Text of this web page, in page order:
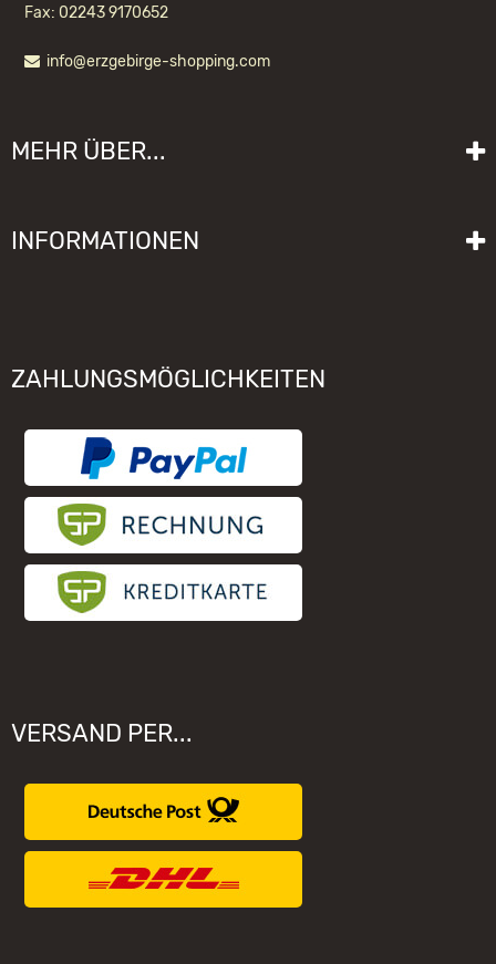
Fax: 02243 9170652
info@erzgebirge-shopping.com
MEHR ÜBER...
Lieferzeit
Widerrufsrecht
INFORMATIONEN
Schwibbogen funktioniert nicht
Unsere Hersteller
ZAHLUNGSMÖGLICHKEITEN
VERSAND PER...